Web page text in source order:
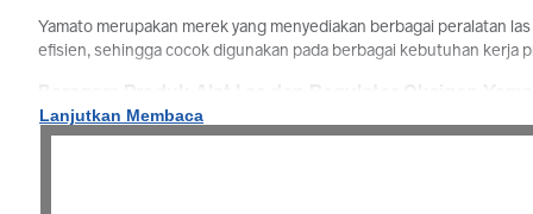
Yamato merupakan merek yang menyediakan berbagai peralatan
efisien, sehingga cocok digunakan pada berbagai kebutuhan kerja
Tersedia berbagai pilihan produk Yamato seperti blender las
Lanjutkan Membaca